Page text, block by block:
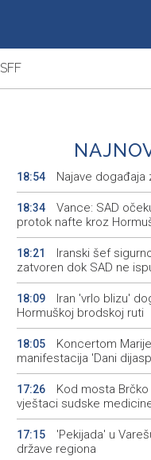
SFF
18:54 Najave događaja
18:34
Vance: SAD
protok nafte kroz
18:21
Iranski šef
zatvoren dok SAD ne
18:09
Iran 'vrlo blizu'
Hormuškoj brodskoj ruti
18:05
Koncertom
manifestacija 'Dani
17:26
Kod mosta
vještaci sudske
17:15
'Pekijada' u
države regiona